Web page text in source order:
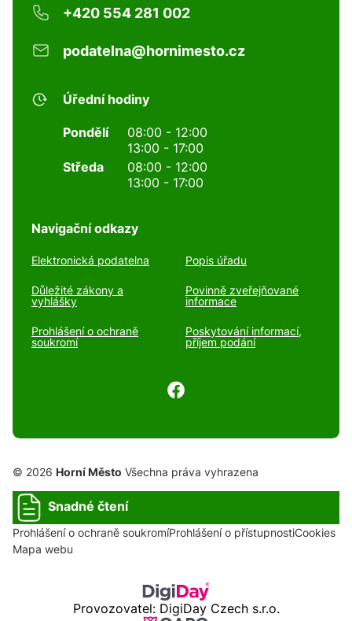
+420 554 281 002
podatelna@hornimesto.cz
Úřední hodiny
Pondělí
08:00 - 12:00
13:00 - 17:00
Středa
08:00 - 12:00
13:00 - 17:00
Navigační odkazy
Elektronická podatelna Popis úřadu
Důležité zákony a
vyhlášky
Povinně zveřejňované
informace
Prohlášení o ochraně
soukromí
Poskytování informací,
příjem podání
© 2026 Horní Město Všechna práva vyhrazena
Snadné čtení
Prohlášení o ochraně soukromíProhlášení o přístupnostiCookies
Mapa webu
Provozovatel: DigiDay Czech s.r.o.